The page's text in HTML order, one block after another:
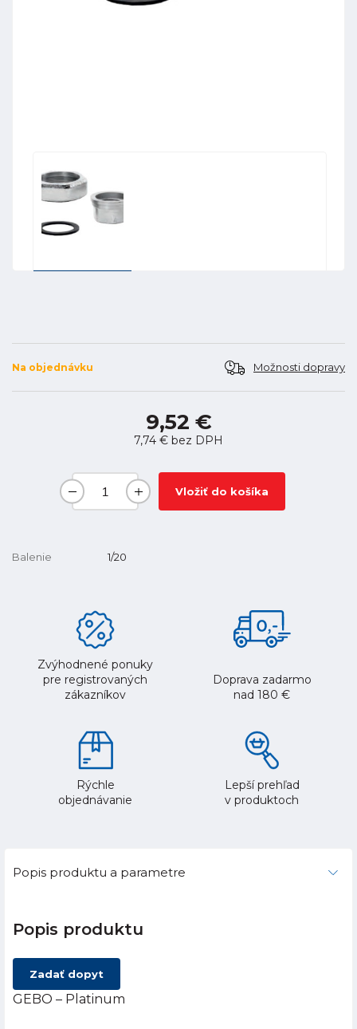
Na objednávku Možnosti dopravy
9,52 €
7,74 € bez DPH
Vložiť do košíka
Balenie 1/20
Zvýhodnené ponuky
pre registrovaných
zákazníkov
Doprava zadarmo
nad 180 €
Rýchle
objednávanie
Lepší prehľad
v produktoch
Popis produktu a parametre
Popis produktu
Zadať dopyt
GEBO – Platinum